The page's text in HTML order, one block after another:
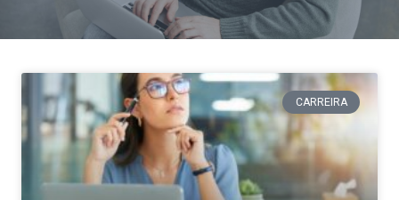
CARREIRA